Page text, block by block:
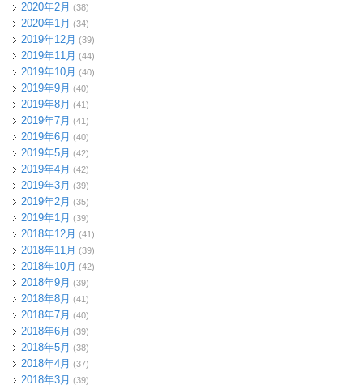
2020年2月 (38)
2020年1月 (34)
2019年12月 (39)
2019年11月 (44)
2019年10月 (40)
2019年9月 (40)
2019年8月 (41)
2019年7月 (41)
2019年6月 (40)
2019年5月 (42)
2019年4月 (42)
2019年3月 (39)
2019年2月 (35)
2019年1月 (39)
2018年12月 (41)
2018年11月 (39)
2018年10月 (42)
2018年9月 (39)
2018年8月 (41)
2018年7月 (40)
2018年6月 (39)
2018年5月 (38)
2018年4月 (37)
2018年3月 (39)